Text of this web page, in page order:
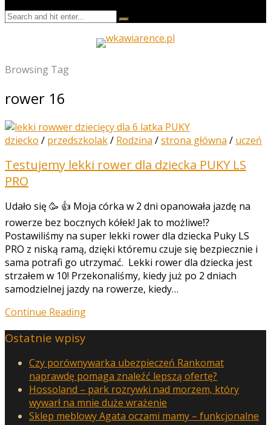
Browsing Tag
rower 16
dziecko / przedszkolak/ Rodzina /strona główna / uczeń
Testujemy lekki rower dla dziecka PUKY LS
PRO
Udało się 🥳 👍 Moja córka w 2 dni opanowała jazdę na
rowerze bez bocznych kółek! Jak to możliwe⁉️
Postawiliśmy na super lekki rower dla dziecka Puky LS
PRO z niską ramą, dzięki któremu czuje się bezpiecznie i
sama potrafi go utrzymać. Lekki rower dla dziecka jest
strzałem w 10! Przekonaliśmy, kiedy już po 2 dniach
samodzielnej jazdy na rowerze, kiedy…
Continue Reading
Ostatnie wpisy
Czy porównywarka ubezpieczeń Rankomat
naprawdę pomaga znaleźć lepszą ofertę?
Hossoland – park rozrywki nad morzem, który
wywarł na mnie duże wrażenie
Sklep meblowy Agata oczami mamy – funkcjonalne